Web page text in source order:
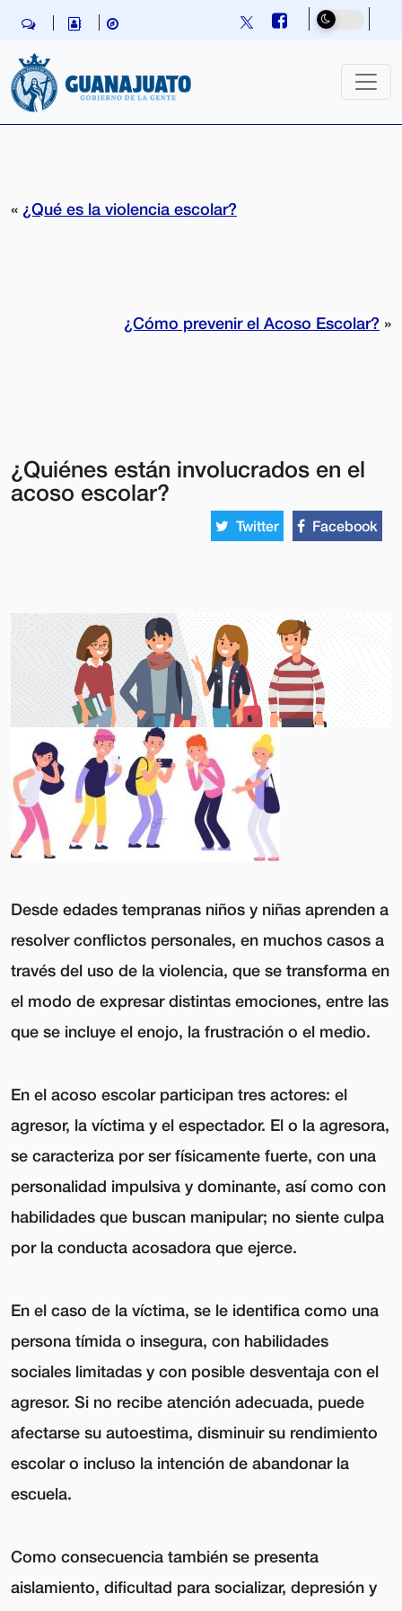
« ¿Qué es la violencia escolar?
¿Cómo prevenir el Acoso Escolar? »
¿Quiénes están involucrados en el
acoso escolar?
Twitter Facebook
Desde edades tempranas niños y niñas aprenden a
resolver conflictos personales, en muchos casos a
través del uso de la violencia, que se transforma en
el modo de expresar distintas emociones, entre las
que se incluye el enojo, la frustración o el medio.
En el acoso escolar participan tres actores: el
agresor, la víctima y el espectador. El o la agresora,
se caracteriza por ser físicamente fuerte, con una
personalidad impulsiva y dominante, así como con
habilidades que buscan manipular; no siente culpa
por la conducta acosadora que ejerce.
En el caso de la víctima, se le identifica como una
persona tímida o insegura, con habilidades
sociales limitadas y con posible desventaja con el
agresor. Si no recibe atención adecuada, puede
afectarse su autoestima, disminuir su rendimiento
escolar o incluso la intención de abandonar la
escuela.
Como consecuencia también se presenta
aislamiento, dificultad para socializar, depresión y